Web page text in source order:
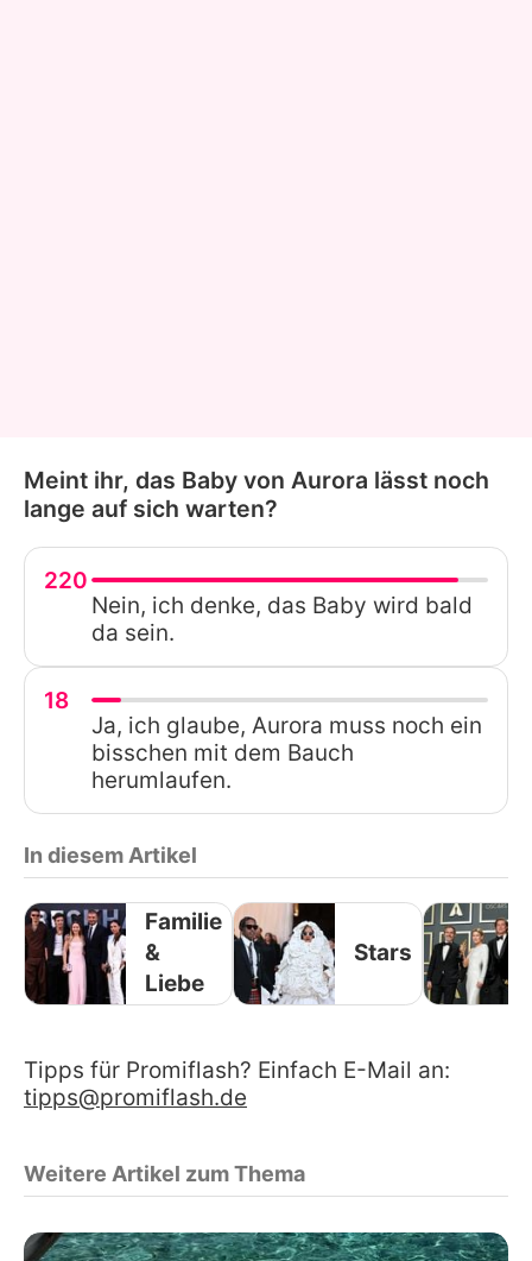
Meint ihr, das Baby von Aurora lässt noch
lange auf sich warten?
220
Nein, ich denke, das Baby wird bald
da sein.
18
Ja, ich glaube, Aurora muss noch ein
bisschen mit dem Bauch
herumlaufen.
In diesem Artikel
Familie
&
Liebe
Stars
Tipps für Promiflash? Einfach E-Mail an:
tipps@promiflash.de
Weitere Artikel zum Thema